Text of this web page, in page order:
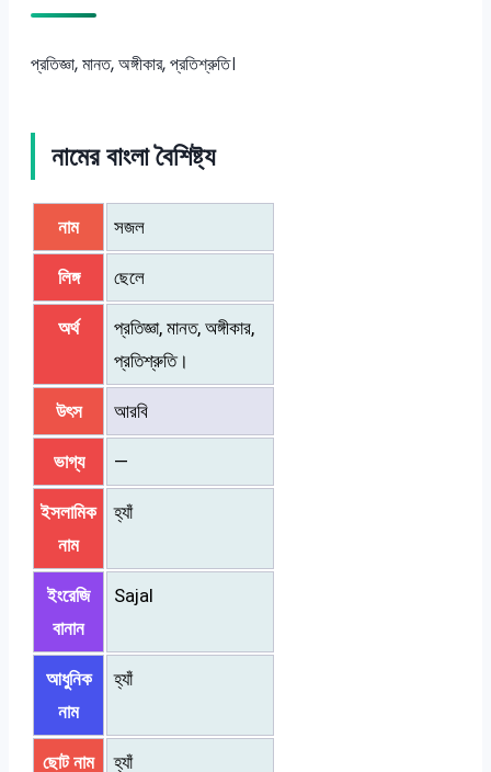
প্রতিজ্ঞা, মানত, অঙ্গীকার, প্রতিশ্রুতি।
নামের বাংলা বৈশিষ্ট্য
নাম সজল
লিঙ্গ ছেলে
অর্থ
প্রতিজ্ঞা, মানত, অঙ্গীকার,
প্রতিশ্রুতি।
উৎস আরবি
ভাগ্য —
ইসলামিক
নাম
হ্যাঁ
ইংরেজি
বানান
Sajal
আধুনিক
নাম
হ্যাঁ
ছোট নাম হ্যাঁ